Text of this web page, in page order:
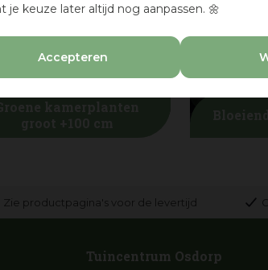
je keuze later altijd nog aanpassen. 🌼
Accepteren
Zie productpagina's voor de levertijd
Tuincentrum Osdorp